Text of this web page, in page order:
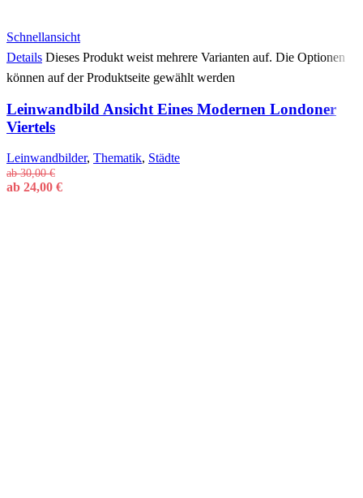
Schnellansicht
Details Dieses Produkt weist mehrere Varianten auf. Die Optionen
können auf der Produktseite gewählt werden
Leinwandbild Ansicht Eines Modernen Londoner
Viertels
Leinwandbilder, Thematik, Städte
ab30,00€
ab 24,00 €